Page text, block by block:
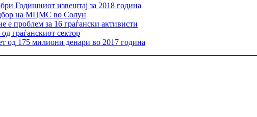
Годишниот извештај за 2018 година
на МЦМС во Солун
е проблем за 16 граѓански активисти
граѓанскиот сектор
од 175 милиони денари во 2017 година